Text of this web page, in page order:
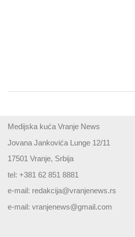
Medijska kuća Vranje News
Jovana Jankovića Lunge 12/11
17501 Vranje, Srbija
tel: +381 62 851 8881
e-mail: redakcija@vranjenews.rs
e-mail: vranjenews@gmail.com